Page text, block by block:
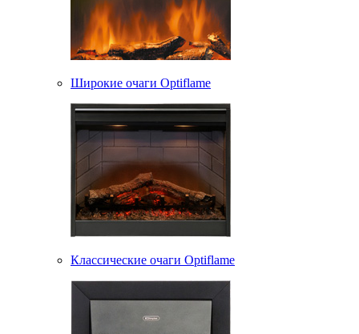
Широкие очаги Optiflame
Классические очаги Optiflame